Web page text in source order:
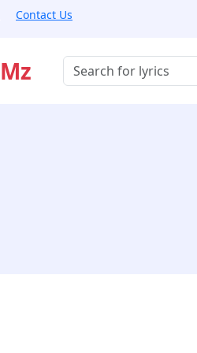
Contact Us
Mz Buscar músicas